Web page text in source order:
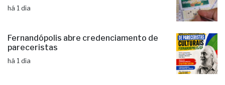
há 1 dia
Fernandópolis abre credenciamento de
pareceristas
há 1 dia